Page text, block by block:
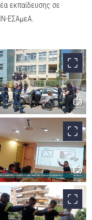
εκπαίδευσης σε
ΕΣΑμεΑ.